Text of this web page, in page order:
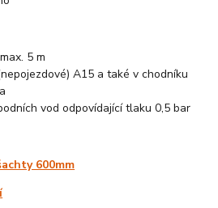
5 m
A15 a také v chodníku
vod odpovídající tlaku 0,5 bar
600mm